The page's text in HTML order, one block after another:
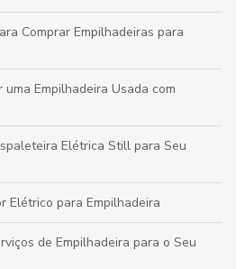
Comprar Empilhadeiras para
uma Empilhadeira Usada com
Elétrica Still para Seu
Elétrico para Empilhadeira
de Empilhadeira para o Seu
Garantidas